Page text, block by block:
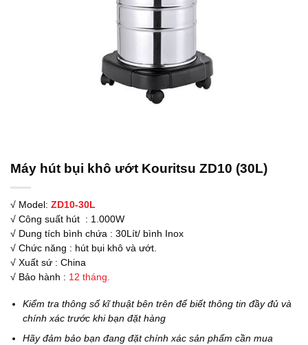
Máy hút bụi khô ướt Kouritsu ZD10 (30L)
√ Model: ZD10-30L
√ Công suất hút : 1.000W
√ Dung tích bình chứa : 30Lít/ bình Inox
√ Chức năng : hút bụi khô và ướt.
√ Xuất sứ : China
√ Bảo hành : 12 tháng.
Kiểm tra thông số kĩ thuật bên trên để biết thông tin đầy đủ và
chính xác trước khi bạn đặt hàng
Hãy đảm bảo bạn đang đặt chính xác sản phẩm cần mua